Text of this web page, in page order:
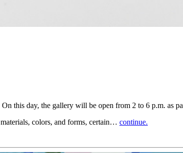
this day, the gallery will be open from 2 to 6 p.m. as
colors, and forms, certain… continue.